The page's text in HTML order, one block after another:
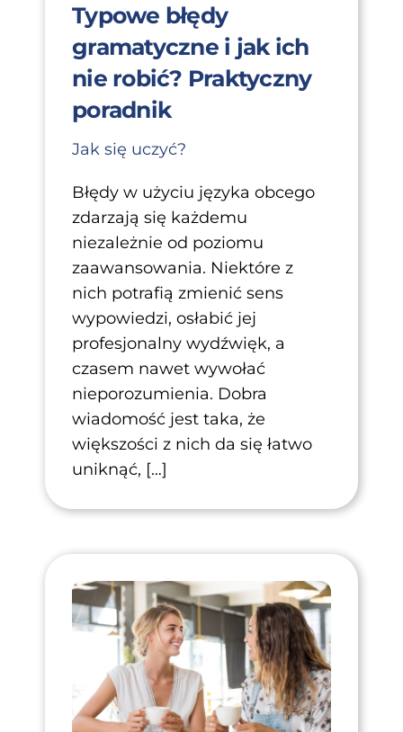
Typowe błędy
gramatyczne i jak ich
nie robić? Praktyczny
poradnik
Jak się uczyć?
Błędy w użyciu języka obcego
zdarzają się każdemu
niezależnie od poziomu
zaawansowania. Niektóre z
nich potrafią zmienić sens
wypowiedzi, osłabić jej
profesjonalny wydźwięk, a
czasem nawet wywołać
nieporozumienia. Dobra
wiadomość jest taka, że
większości z nich da się łatwo
uniknąć, […]